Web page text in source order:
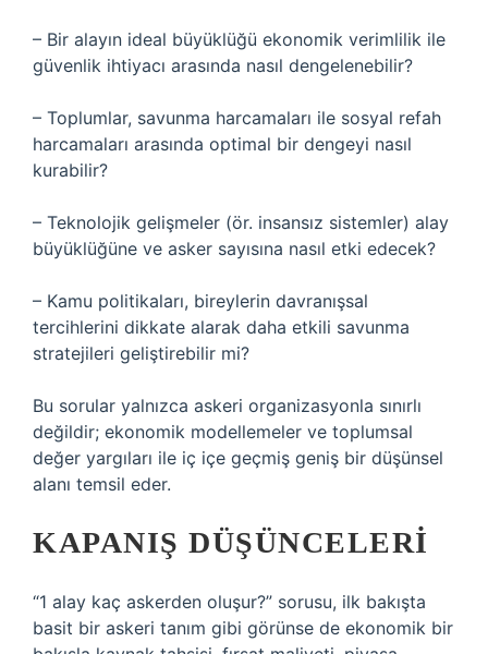
– Bir alayın ideal büyüklüğü ekonomik verimlilik ile
güvenlik ihtiyacı arasında nasıl dengelenebilir?
– Toplumlar, savunma harcamaları ile sosyal refah
harcamaları arasında optimal bir dengeyi nasıl
kurabilir?
– Teknolojik gelişmeler (ör. insansız sistemler) alay
büyüklüğüne ve asker sayısına nasıl etki edecek?
– Kamu politikaları, bireylerin davranışsal
tercihlerini dikkate alarak daha etkili savunma
stratejileri geliştirebilir mi?
Bu sorular yalnızca askeri organizasyonla sınırlı
değildir; ekonomik modellemeler ve toplumsal
değer yargıları ile iç içe geçmiş geniş bir düşünsel
alanı temsil eder.
KAPANIŞ DÜŞÜNCELERI
“1 alay kaç askerden oluşur?” sorusu, ilk bakışta
basit bir askeri tanım gibi görünse de ekonomik bir